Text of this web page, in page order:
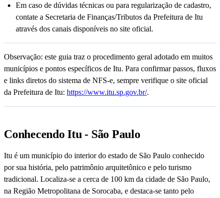
Em caso de dúvidas técnicas ou para regularização de cadastro,
contate a Secretaria de Finanças/Tributos da Prefeitura de Itu
através dos canais disponíveis no site oficial.
Observação: este guia traz o procedimento geral adotado em muitos
municípios e pontos específicos de Itu. Para confirmar passos, fluxos
e links diretos do sistema de NFS-e, sempre verifique o site oficial
da Prefeitura de Itu: https://www.itu.sp.gov.br/.
Conhecendo Itu - São Paulo
Itu é um município do interior do estado de São Paulo conhecido
por sua história, pelo patrimônio arquitetônico e pelo turismo
tradicional. Localiza-se a cerca de 100 km da cidade de São Paulo,
na Região Metropolitana de Sorocaba, e destaca-se tanto pelo